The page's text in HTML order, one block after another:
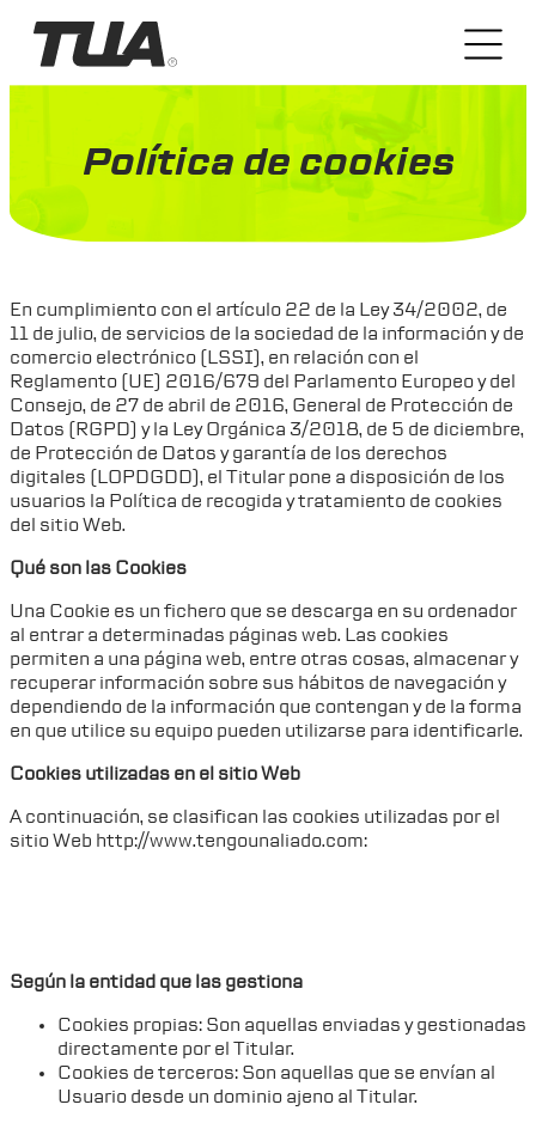
Política de cookies
En cumplimiento con el artículo 22 de la Ley 34/2002, de
11 de julio, de servicios de la sociedad de la información y de
comercio electrónico (LSSI), en relación con el
Reglamento (UE) 2016/679 del Parlamento Europeo y del
Consejo, de 27 de abril de 2016, General de Protección de
Datos (RGPD) y la Ley Orgánica 3/2018, de 5 de diciembre,
de Protección de Datos y garantía de los derechos
digitales (LOPDGDD), el Titular pone a disposición de los
usuarios la Política de recogida y tratamiento de cookies
del sitio Web.
Qué son las Cookies
Una Cookie es un fichero que se descarga en su ordenador
al entrar a determinadas páginas web. Las cookies
permiten a una página web, entre otras cosas, almacenar y
recuperar información sobre sus hábitos de navegación y
dependiendo de la información que contengan y de la forma
en que utilice su equipo pueden utilizarse para identificarle.
Cookies utilizadas en el sitio Web
A continuación, se clasifican las cookies utilizadas por el
sitio Web http://www.tengounaliado.com:
Según la entidad que las gestiona
Cookies propias: Son aquellas enviadas y gestionadas
directamente por el Titular.
Cookies de terceros: Son aquellas que se envían al
Usuario desde un dominio ajeno al Titular.